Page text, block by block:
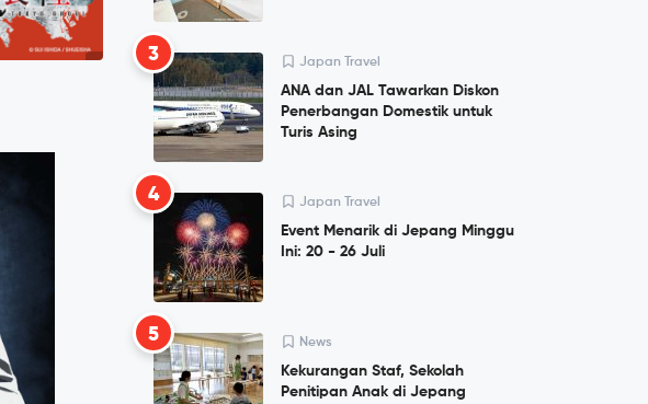
3 Japan Travel
ANA dan JAL Tawarkan Diskon
Penerbangan Domestik untuk
Turis Asing
4 Japan Travel
Event Menarik di Jepang Minggu
Ini: 20 - 26 Juli
5 News
Kekurangan Staf, Sekolah
Penitipan Anak di Jepang